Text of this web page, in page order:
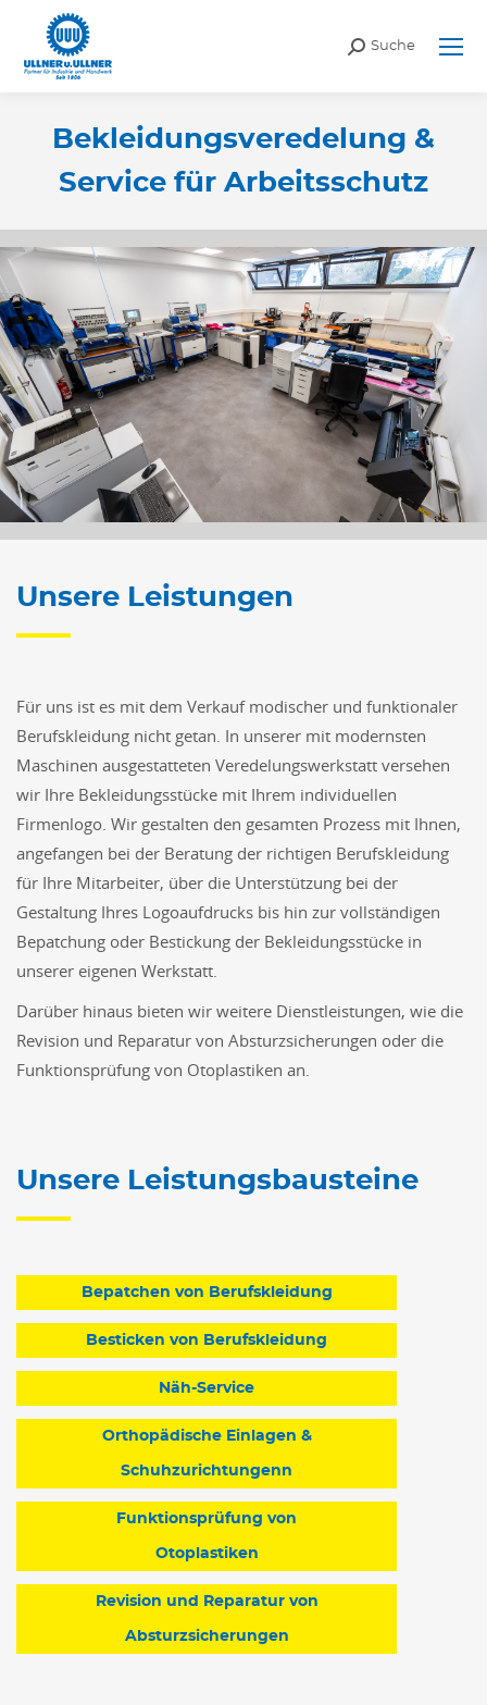
Search:
Suche
Bekleidungsveredelung &
Service für Arbeitsschutz
Unsere Leistungen
Für uns ist es mit dem Verkauf modischer und funktionaler
Berufskleidung nicht getan. In unserer mit modernsten
Maschinen ausgestatteten Veredelungswerkstatt versehen
wir Ihre Bekleidungsstücke mit Ihrem individuellen
Firmenlogo. Wir gestalten den gesamten Prozess mit Ihnen,
angefangen bei der Beratung der richtigen Berufskleidung
für Ihre Mitarbeiter, über die Unterstützung bei der
Gestaltung Ihres Logoaufdrucks bis hin zur vollständigen
Bepatchung oder Bestickung der Bekleidungsstücke in
unserer eigenen Werkstatt.
Darüber hinaus bieten wir weitere Dienstleistungen, wie die
Revision und Reparatur von Absturzsicherungen oder die
Funktionsprüfung von Otoplastiken an.
Unsere Leistungsbausteine
Bepatchen von Berufskleidung
Besticken von Berufskleidung
Näh-Service
Orthopädische Einlagen &
Schuhzurichtungenn
Funktionsprüfung von
Otoplastiken
Revision und Reparatur von
Absturzsicherungen